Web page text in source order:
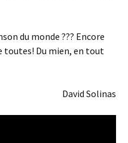
du monde ??? Encore
Du mien, en tout
David Solinas